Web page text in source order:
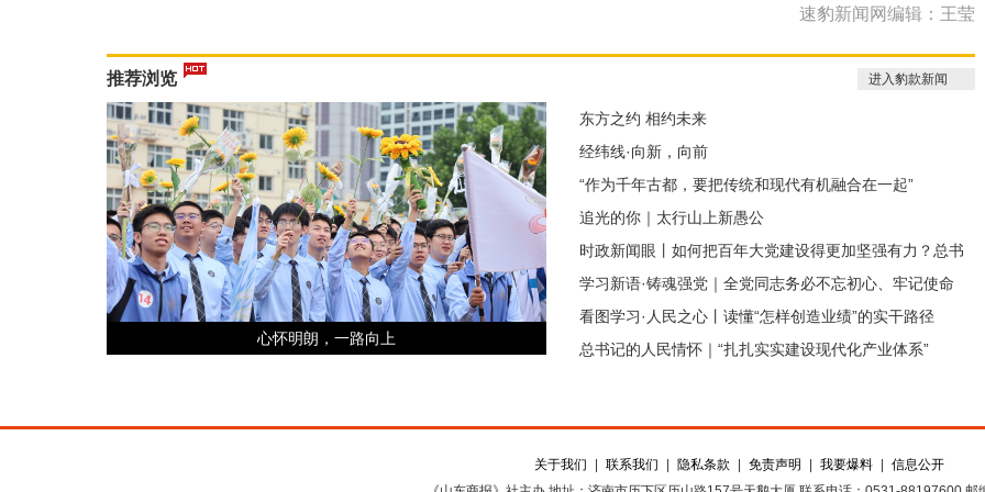
速豹新闻网编辑：王莹
推荐浏览 进入豹款新闻
心怀明朗，一路向上
东方之约 相约未来
经纬线·向新，向前
“作为千年古都，要把传统和现代有机融合在一起”
追光的你｜太行山上新愚公
时政新闻眼丨如何把百年大党建设得更加坚强有力？总书
记这样部署
学习新语·铸魂强党｜全党同志务必不忘初心、牢记使命
看图学习·人民之心丨读懂“怎样创造业绩”的实干路径
总书记的人民情怀｜“扎扎实实建设现代化产业体系”
关于我们 | 联系我们 | 隐私条款 | 免责声明 | 我要爆料 | 信息公开